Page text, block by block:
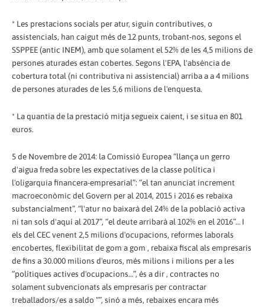
* Les prestacions socials per atur, siguin contributives, o
assistencials, han caigut més de 12 punts, trobant-nos, segons el
SSPPEE (antic INEM), amb que solament el 52% de les 4,5 milions de
persones aturades estan cobertes. Segons l'EPA, l'absència de
cobertura total (ni contributiva ni assistencial) arriba a a 4 milions
de persones aturades de les 5,6 milions de l'enquesta.
* La quantia de la prestació mitja segueix caient, i se situa en 801
euros.
5 de Novembre de 2014: la Comissió Europea “llança un gerro
d'aigua freda sobre les expectatives de la classe política i
l'oligarquia financera-empresarial”: “el tan anunciat increment
macroeconòmic del Govern per al 2014, 2015 i 2016 es rebaixa
substancialment”, “l'atur no baixarà del 24% de la població activa
ni tan sols d'aquí al 2017”, “el deute arribarà al 102% en el 2016”… I
els del CEC venent 2,5 milions d'ocupacions, reformes laborals
encobertes, flexibilitat de gom a gom , rebaixa fiscal als empresaris
de fins a 30.000 milions d'euros, més milions i milions per a les
“polítiques actives d'ocupacions…”, és a dir , contractes no
solament subvencionats als empresaris per contractar
treballadors/es a saldo “”, sinó a més, rebaixes encara més